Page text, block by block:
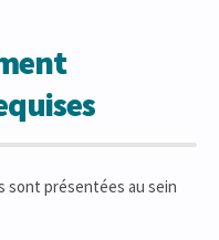
sont présentées au sein